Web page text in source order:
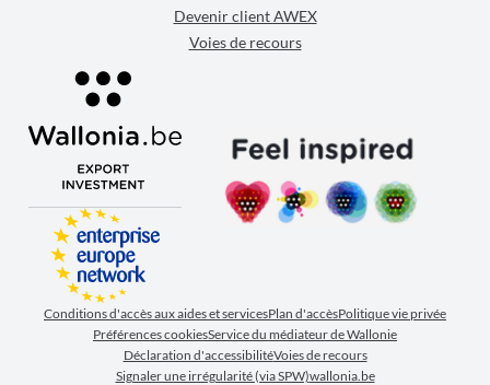
Devenir client AWEX
Voies de recours
Conditions d'accès aux aides et servicesPlan d'accèsPolitique vie privée
Préférences cookiesService du médiateur de Wallonie
Déclaration d'accessibilitéVoies de recours
Signaler une irrégularité (via SPW)wallonia.be